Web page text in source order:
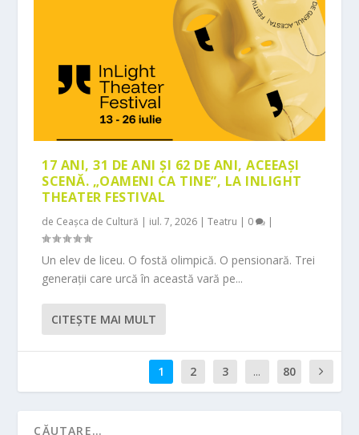
17 ANI, 31 DE ANI ȘI 62 DE ANI, ACEEAȘI
SCENĂ. „OAMENI CA TINE”, LA INLIGHT
THEATER FESTIVAL
de Ceașca de Cultură | iul. 7, 2026 |Teatru | 0 |
Un elev de liceu. O fostă olimpică. O pensionară. Trei
generații care urcă în această vară pe...
CITEŞTE MAI MULT
1 2 3 ... 80